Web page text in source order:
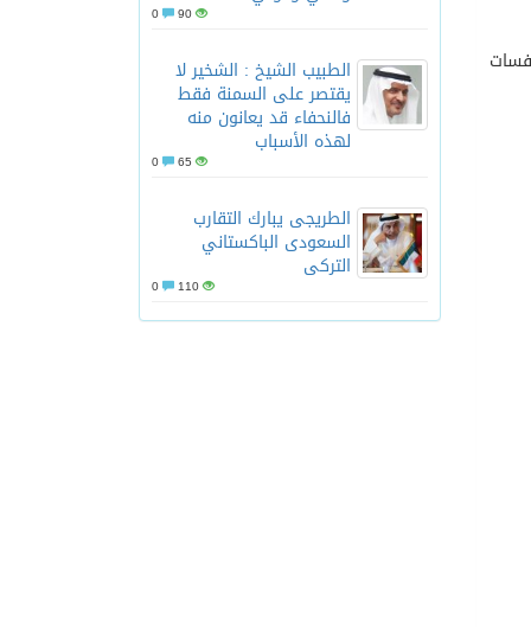
90
الطبيب الشيخ : الشخير لا
يقتصر على السمنة فقط
فالنحفاء قد يعانون منه
لهذه الأسباب
65
الطريجى يبارك التقارب
السعودى الباكستاني
التركى
110
عاماً وستقام المنافسات